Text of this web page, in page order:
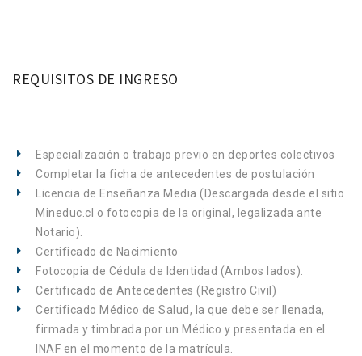
REQUISITOS DE INGRESO
Especialización o trabajo previo en deportes colectivos
Completar la ficha de antecedentes de postulación
Licencia de Enseñanza Media (Descargada desde el sitio
Mineduc.cl o fotocopia de la original, legalizada ante
Notario).
Certificado de Nacimiento
Fotocopia de Cédula de Identidad (Ambos lados).
Certificado de Antecedentes (Registro Civil)
Certificado Médico de Salud, la que debe ser llenada,
firmada y timbrada por un Médico y presentada en el
INAF en el momento de la matrícula.